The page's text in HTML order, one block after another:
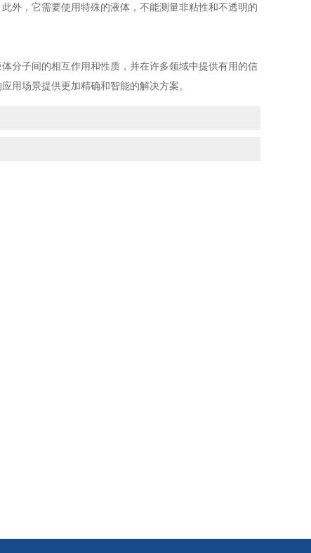
外，它需要使用特殊的液体，不能测量非粘性和不透明的
子间的相互作用和性质，并在许多领域中提供有用的信
用场景提供更加精确和智能的解决方案。